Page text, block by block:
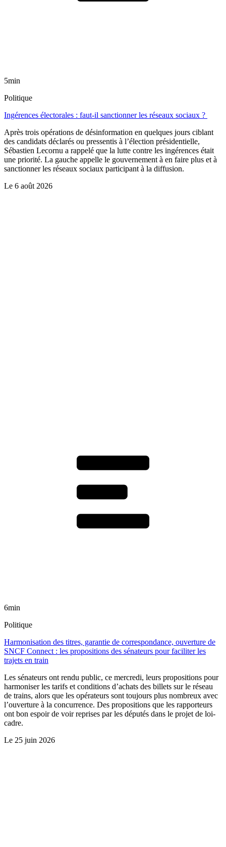
5min
Politique
Ingérences électorales : faut-il sanctionner les réseaux sociaux ?
Après trois opérations de désinformation en quelques jours ciblant
des candidats déclarés ou pressentis à l’élection présidentielle,
Sébastien Lecornu a rappelé que la lutte contre les ingérences était
une priorité. La gauche appelle le gouvernement à en faire plus et à
sanctionner les réseaux sociaux participant à la diffusion.
Le 6 août 2026
6min
Politique
Harmonisation des titres, garantie de correspondance, ouverture de
SNCF Connect : les propositions des sénateurs pour faciliter les
trajets en train
Les sénateurs ont rendu public, ce mercredi, leurs propositions pour
harmoniser les tarifs et conditions d’achats des billets sur le réseau
de trains, alors que les opérateurs sont toujours plus nombreux avec
l’ouverture à la concurrence. Des propositions que les rapporteurs
ont bon espoir de voir reprises par les députés dans le projet de loi-
cadre.
Le 25 juin 2026